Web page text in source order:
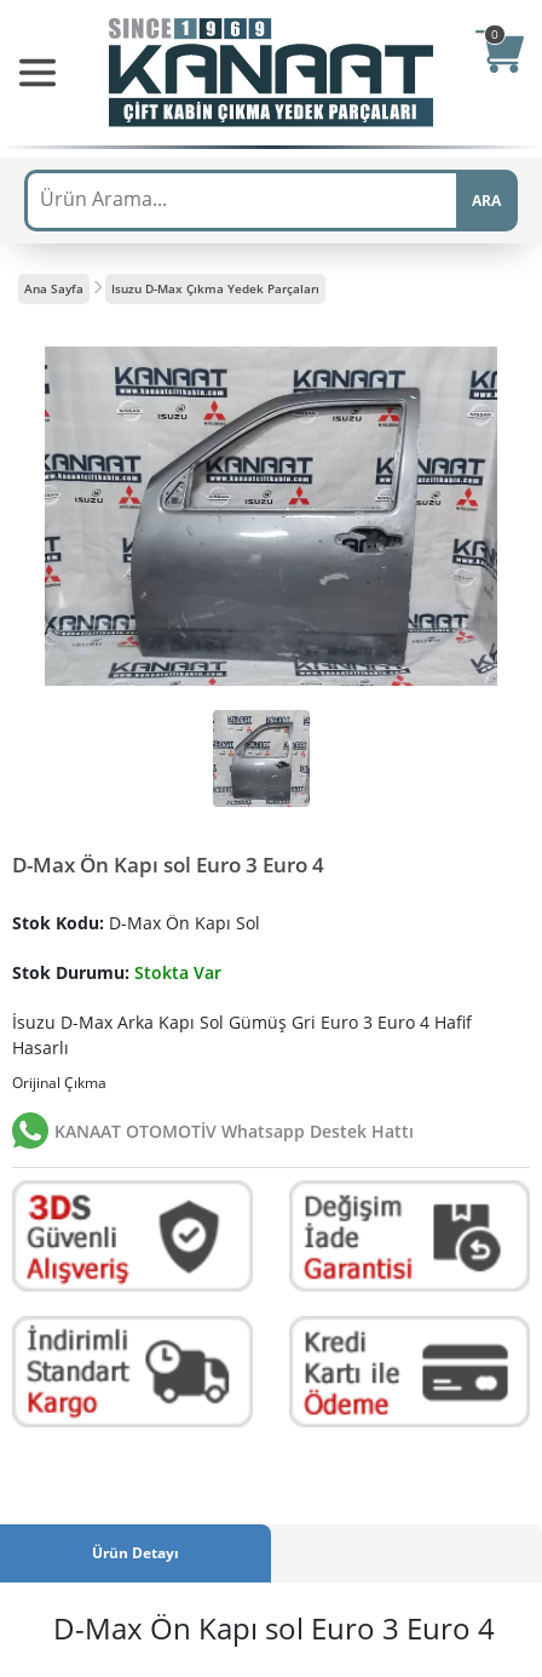
0
ARA
Ana Sayfa Isuzu D-Max Çıkma Yedek Parçaları
D-Max Ön Kapı sol Euro 3 Euro 4
Stok Kodu: D-Max Ön Kapı Sol
Stok Durumu: Stokta Var
İsuzu D-Max Arka Kapı Sol Gümüş Gri Euro 3 Euro 4 Hafif
Hasarlı
Orijinal Çıkma
KANAAT OTOMOTİV Whatsapp Destek Hattı
Ürün Detayı
D-Max Ön Kapı sol Euro 3 Euro 4